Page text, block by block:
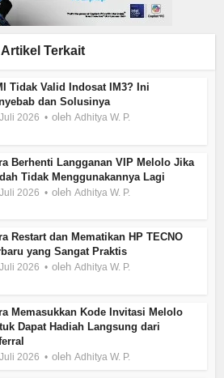
Artikel Terkait
Tidak Valid Indosat IM3? Ini
dan Solusinya
2026 olehAdhitya W. P.
Berhenti Langganan VIP Melolo Jika
Tidak Menggunakannya Lagi
2026 olehAdhitya W. P.
Restart dan Mematikan HP TECNO
yang Sangat Praktis
2026 olehAdhitya W. P.
Memasukkan Kode Invitasi Melolo
Dapat Hadiah Langsung dari
2026 olehAdhitya W. P.